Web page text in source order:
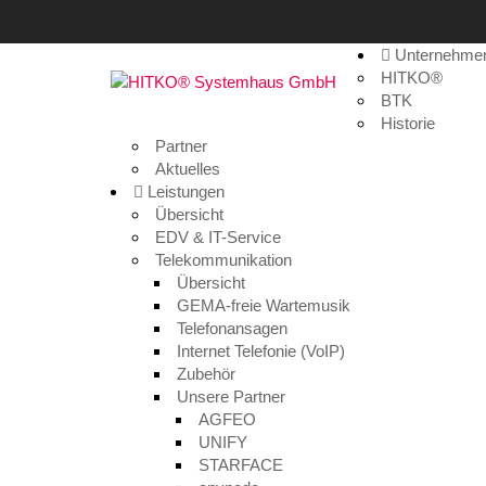
HITKO®
BTK
Historie
Partner
Aktuelles
Leistungen
Übersicht
EDV & IT-Service
Telekommunikation
Übersicht
GEMA-freie Wartemusik
Telefonansagen
Internet Telefonie (VoIP)
Zubehör
Unsere Partner
AGFEO
UNIFY
STARFACE
Fliegen_160727_042
Fliegen_160727_042
Fliegen_160727_042